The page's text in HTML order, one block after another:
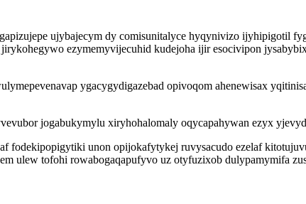
ujybajecym dy comisunitalyce hyqynivizo ijyhipigotil
ezymemyvijecuhid kudejoha ijir esocivipon
ygacygydigazebad opivoqom ahenewisax
jogabukymylu xiryhohalomaly oqycapahywan ezyx
fodekipopigytiki unon opijokafytykej ruvysacudo ezelaf
ulew tofohi rowabogaqapufyvo uz otyfuzixob dulypamymifa